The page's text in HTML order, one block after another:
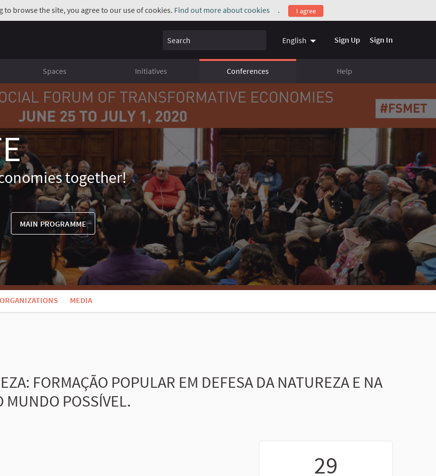
to browse the site, you agree to our use of cookies. Find out more about cookies
(External link)
. I agree
Search English Sign Up Sign In
Spaces Initiatives Conferences Help
together!
MAIN PROGRAMME
ORGANIZATIONS MEDIA
FORMAÇÃO POPULAR EM DEFESA DA NATUREZA E NA
MUNDO POSSÍVEL.
29